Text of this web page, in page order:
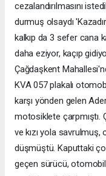
cezalandırılmasını
durmuş olsaydı
kalkıp da 3 sefer cana
daha eziyor, kaçıp
Çağdaşkent
KVA 057 plakalı
karşı yönden gelen
motosiklete çarpmıştı.
ve kızı yola
düşmüştü. Kaputtaki
geçen sürücü,